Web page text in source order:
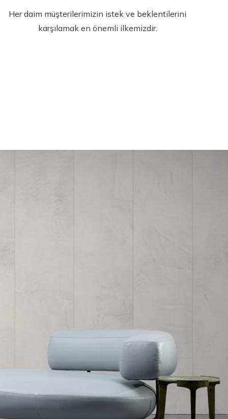
Her daim müşterilerimizin istek ve beklentilerini
karşılamak en önemli ilkemizdir.